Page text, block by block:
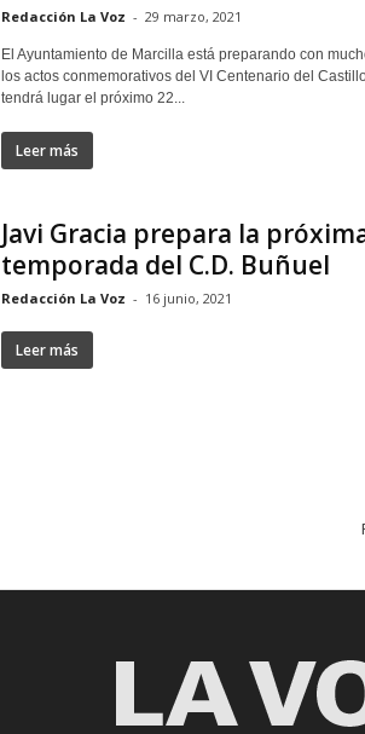
Redacción La Voz - 29 marzo, 2021
El Ayuntamiento de Marcilla está preparando con
los actos conmemorativos del VI Centenario del
tendrá lugar el próximo 22...
Leer más
Javi Gracia prepara la
temporada del C.D. Buñuel
Redacción La Voz - 16 junio, 2021
Leer más